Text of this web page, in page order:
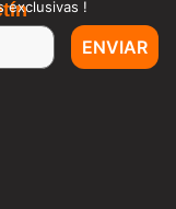
exclusivas !
ENVIAR